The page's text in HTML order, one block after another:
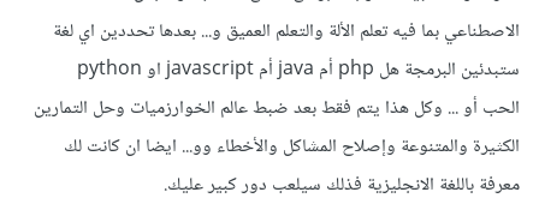
الاصطناعي بما فيه تعلم الألة والتعلم العميق و... بعدها تحددين اي لغة
ستبدئين البرمجة هل php أم java أم javascript او python
الحب أو ... وكل هذا يتم فقط بعد ضبط عالم الخوارزميات وحل التمارين
الكثيرة والمتنوعة وإصلاح المشاكل والأخطاء وو... ايضا ان كانت لك
معرفة باللغة الانجليزية فذلك سيلعب دور كبير عليك.